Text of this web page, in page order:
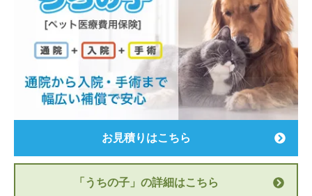
お見積りはこちら
「うちの子」の詳細はこちら